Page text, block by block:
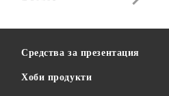
Средства за презентация
Хоби продукти